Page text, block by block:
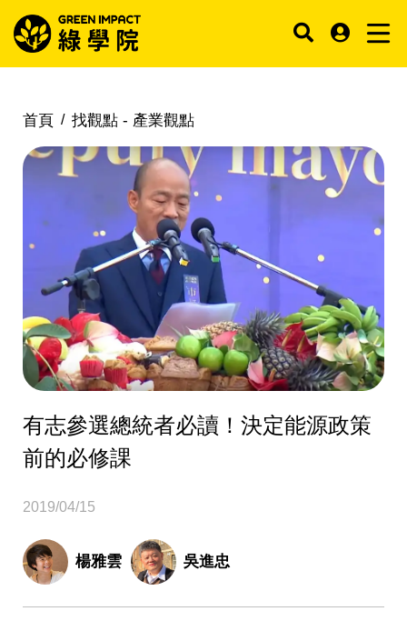
首頁 找觀點 - 產業觀點
有志參選總統者必讀！決定能源政策
前的必修課
2019/04/15
楊雅雲 吳進忠